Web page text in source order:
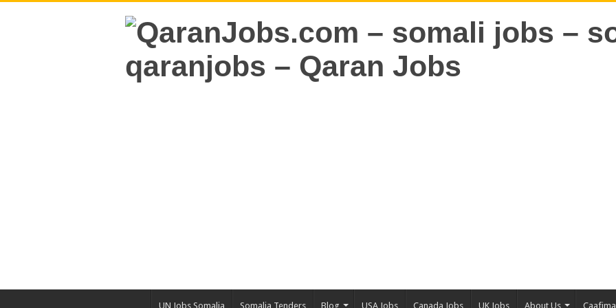
UN Jobs Somalia Somalia Tenders Blog USA Jobs Canada Jobs UK Jobs About Us